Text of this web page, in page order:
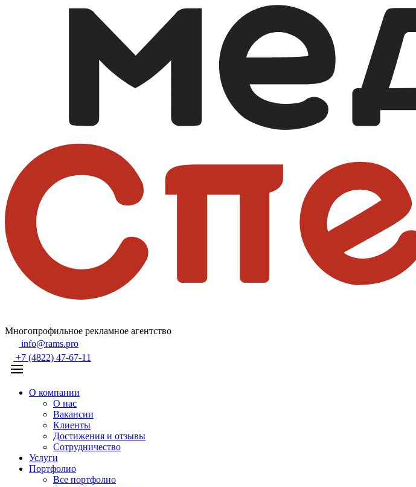
Многопрофильное рекламное агентство
info@rams.pro
+7 (4822) 47-67-11
О компании
О нас
Вакансии
Клиенты
Достижения и отзывы
Сотрудничество
Услуги
Портфолио
Все портфолио